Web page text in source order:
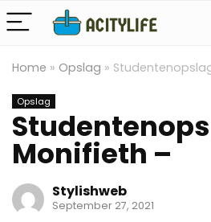
Home » Opslag »
Opslag
Monifieth –
Stylishweb
September 27, 2021